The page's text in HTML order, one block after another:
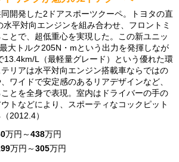
開発した2ドアスポーツクーペ。トヨタの直
平対向エンジンを組み合わせ、フロントミ
とで、超低重心を実現した。この新ユニッ
大トルク205N・mという出力を発揮しなが
13.4km/L（最軽量グレード）という優れた環
リアは水平対向エンジン搭載車ならではの
ワイドで安定感のあるリアデザインなど、
とを全身で表現。室内はドライバーの手の
トなどにより、スポーティなコックピット
2012.4）
万円～438万円
万円～305万円